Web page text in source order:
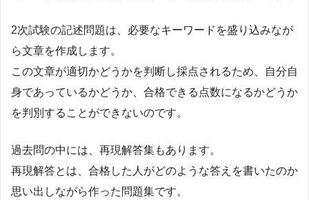
2次試験の記述問題は、必要なキーワードを盛り込みなが
ら文章を作成します。
この文章が適切かどうかを判断し採点されるため、自分自
身であっているかどうか、合格できる点数になるかどうか
を判別することができないのです。
過去問の中には、再現解答集もあります。
再現解答とは、合格した人がどのような答えを書いたのか
思い出しながら作った問題集です。